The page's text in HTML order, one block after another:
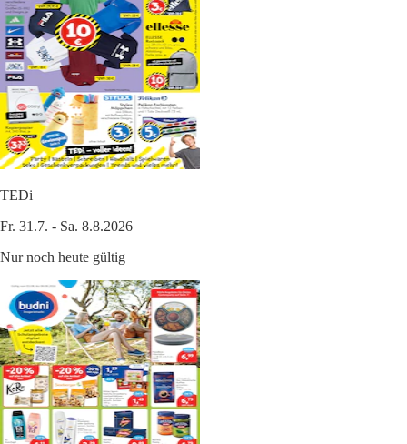
TEDi
Fr. 31.7. - Sa. 8.8.2026
Nur noch heute gültig